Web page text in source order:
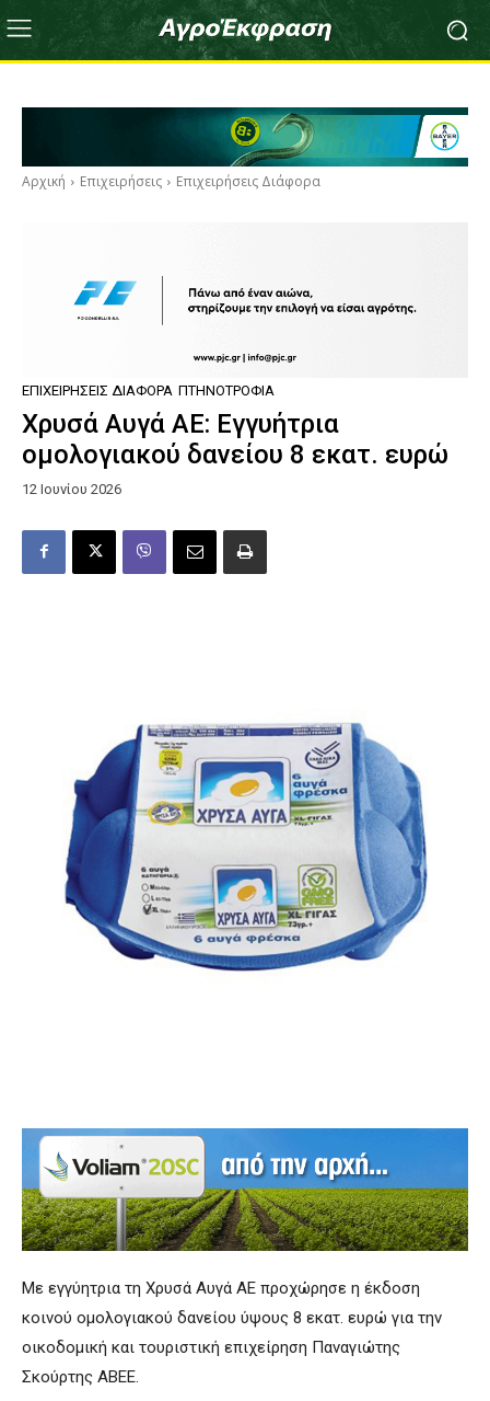
Αρχική Επιχειρήσεις Επιχειρήσεις Διάφορα
ΕΠΙΧΕΙΡΉΣΕΙΣ ΔΙΆΦΟΡΑ ΠΤΗΝΟΤΡΟΦΊΑ
Χρυσά Αυγά ΑΕ: Εγγυήτρια
ομολογιακού δανείου 8 εκατ. ευρώ
12 Ιουνίου 2026
Με εγγύητρια τη Χρυσά Αυγά ΑΕ προχώρησε η έκδοση
κοινού ομολογιακού δανείου ύψους 8 εκατ. ευρώ για την
οικοδομική και τουριστική επιχείρηση Παναγιώτης
Σκούρτης ΑΒΕΕ.